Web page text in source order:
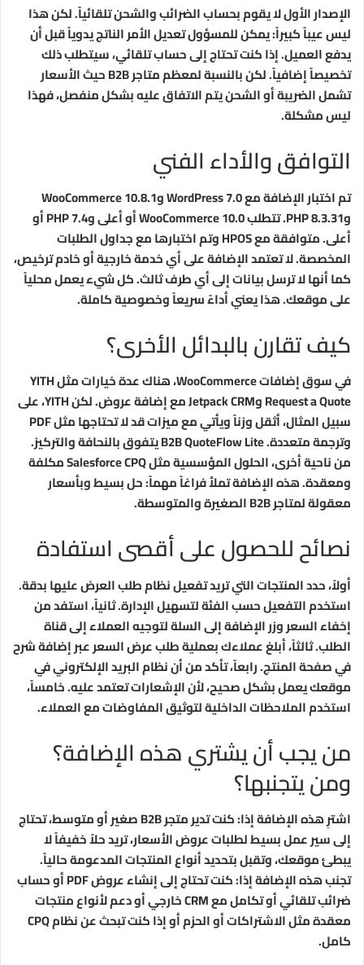
الإصدار الأول لا يقوم بحساب الضرائب والشحن تلقائياً. لكن هذا
ليس عيباً كبيراً: يمكن للمسؤول تعديل الأمر الناتج يدوياً قبل أن
يدفع العميل. إذا كنت تحتاج إلى حساب تلقائي، سيتطلب ذلك
تخصيصاً إضافياً. لكن بالنسبة لمعظم متاجر B2B حيث الأسعار
تشمل الضريبة أو الشحن يتم الاتفاق عليه بشكل منفصل، فهذا
ليس مشكلة.
التوافق والأداء الفني
تم اختبار الإضافة مع WordPress 7.0 وWooCommerce 10.8.1
وPHP 8.3.31. تتطلب WooCommerce 10.0 أو أعلى وPHP 7.4 أو
أعلى. متوافقة مع HPOS وتم اختبارها مع جداول الطلبات
المخصصة. لا تعتمد الإضافة على أي خدمة خارجية أو خادم ترخيص،
كما أنها لا ترسل بيانات إلى أي طرف ثالث. كل شيء يعمل محلياً
على موقعك. هذا يعني أداءً سريعاً وخصوصية كاملة.
كيف تقارن بالبدائل الأخرى؟
في سوق إضافات WooCommerce، هناك عدة خيارات مثل YITH
Request a Quote وJetpack CRM مع إضافة عروض. لكن YITH، على
سبيل المثال، أثقل وزناً ويأتي مع ميزات قد لا تحتاجها مثل PDF
وترجمة متعددة. B2B QuoteFlow Lite يتفوق بالنحافة والتركيز.
من ناحية أخرى، الحلول المؤسسية مثل Salesforce CPQ مكلفة
ومعقدة. هذه الإضافة تملأ فراغاً مهماً: حل بسيط وبأسعار
معقولة لمتاجر B2B الصغيرة والمتوسطة.
نصائح للحصول على أقصى استفادة
أولاً، حدد المنتجات التي تريد تفعيل نظام طلب العرض عليها بدقة.
استخدم التفعيل حسب الفئة لتسهيل الإدارة. ثانياً، استفد من
إخفاء السعر وزر الإضافة إلى السلة لتوجيه العملاء إلى قناة
الطلب. ثالثاً، أبلغ عملاءك بعملية طلب عرض السعر عبر إضافة شرح
في صفحة المنتج. رابعاً، تأكد من أن نظام البريد الإلكتروني في
موقعك يعمل بشكل صحيح، لأن الإشعارات تعتمد عليه. خامساً،
استخدم الملاحظات الداخلية لتوثيق المفاوضات مع العملاء.
من يجب أن يشتري هذه الإضافة؟
ومن يتجنبها؟
اشترِ هذه الإضافة إذا: كنت تدير متجر B2B صغير أو متوسط، تحتاج
إلى سير عمل بسيط لطلبات عروض الأسعار، تريد حلاً خفيفاً لا
يبطئ موقعك، وتقبل بتحديد أنواع المنتجات المدعومة حالياً.
تجنب هذه الإضافة إذا: كنت تحتاج إلى إنشاء عروض PDF أو حساب
ضرائب تلقائي أو تكامل مع CRM خارجي أو دعم لأنواع منتجات
معقدة مثل الاشتراكات أو الحزم أو إذا كنت تبحث عن نظام CPQ
كامل.